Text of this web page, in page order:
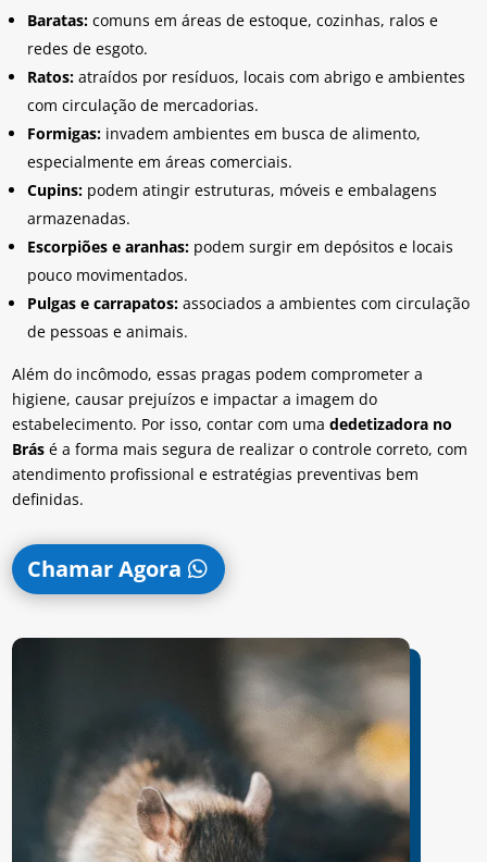
Baratas: comuns em áreas de estoque, cozinhas, ralos e
redes de esgoto.
Ratos: atraídos por resíduos, locais com abrigo e ambientes
com circulação de mercadorias.
Formigas: invadem ambientes em busca de alimento,
especialmente em áreas comerciais.
Cupins: podem atingir estruturas, móveis e embalagens
armazenadas.
Escorpiões e aranhas: podem surgir em depósitos e locais
pouco movimentados.
Pulgas e carrapatos: associados a ambientes com circulação
de pessoas e animais.
Além do incômodo, essas pragas podem comprometer a
higiene, causar prejuízos e impactar a imagem do
estabelecimento. Por isso, contar com umadedetizadora no
Brás é a forma mais segura de realizar o controle correto, com
atendimento profissional e estratégias preventivas bem
definidas.
Chamar Agora